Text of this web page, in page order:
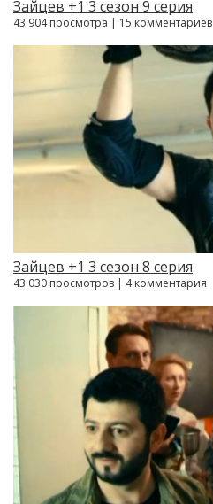
Зайцев +1 3 сезон 9 серия
43 904 просмотра | 15 комментариев
Зайцев +1 3 сезон 8 серия
43 030 просмотров | 4 комментария